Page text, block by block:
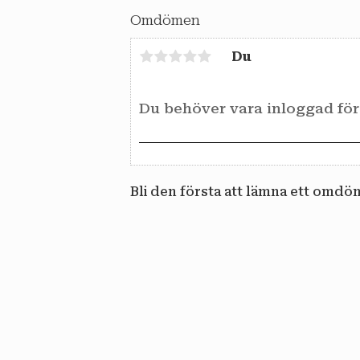
Omdömen
Du
Bli den första att lämna ett